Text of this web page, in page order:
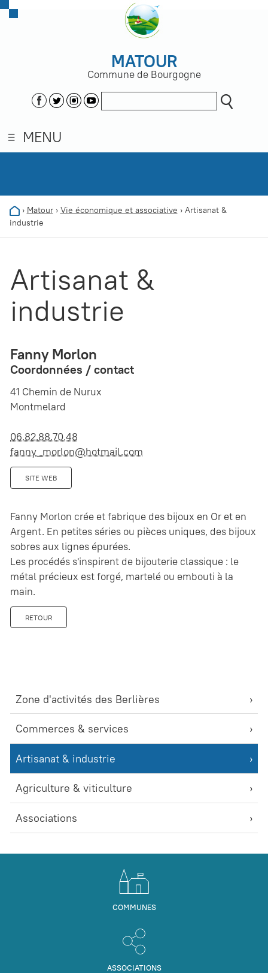
MATOUR
Commune de Bourgogne
MENU
› Matour› Vie économique et associative › Artisanat &
industrie
Zone d'activités des Berlières
Commerces & services
Artisanat & industrie
Agriculture & viticulture
Associations
Artisanat &
industrie
Fanny Morlon
Coordonnées / contact
41 Chemin de Nurux
Montmelard
06.82.88.70.48
fanny_morlon@hotmail.com
SITE WEB
Fanny Morlon crée et fabrique des bijoux en Or et en
Argent. En petites séries ou pièces uniques, des bijoux
sobres aux lignes épurées.
Les procédés s'inspirent de bijouterie classique : le
métal précieux est forgé, martelé ou embouti à la
main.
RETOUR
COMMUNES
ASSOCIATIONS